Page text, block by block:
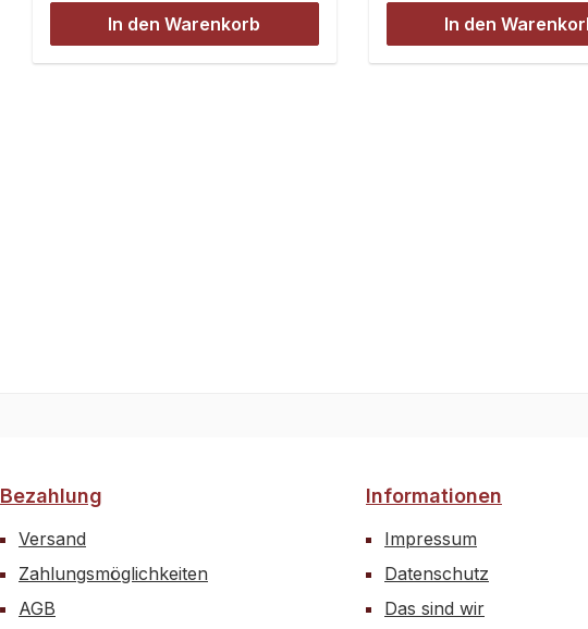
rechts.Inhalt:1 Stück
In den Warenkorb
durch die übliche, flache
Version mit M4-
ersetzt, wie sie
In den
Bezahlung
Versand
Zahlungsmöglichkeiten
AGB
Informationen
Impressum
Datenschutz
Das sind wir